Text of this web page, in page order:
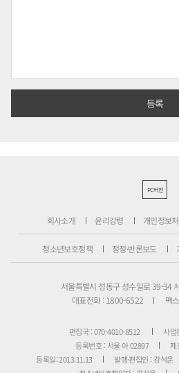
PC버전
회사소개 윤리강령 개인정보
청소년보호정책 정정·반론보도
서울특별시 성동구 성수일로 39-34
대표전화 : 1800-6522
팩
편집국 : 070-4010-8512
사업
등록번호 : 서울 아 02897
제
등록일: 2013.11.13
발행·편집인 : 강석운